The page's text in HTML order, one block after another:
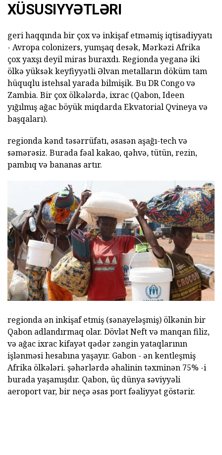
XÜSUSIYYƏTLƏRI
geri haqqında bir çox və inkişaf etməmiş iqtisadiyyatı
- Avropa colonizers, yumşaq desək, Mərkəzi Afrika
çox yaxşı deyil miras buraxdı. Regionda yeganə iki
ölkə yüksək keyfiyyətli Əlvan metalların döküm tam
hüquqlu istehsal yarada bilmişik. Bu DR Congo və
Zambia. Bir çox ölkələrdə, ixrac (Qabon, Ideen
yığılmış ağac böyük miqdarda Ekvatorial Qvineya və
başqaları).
regionda kənd təsərrüfatı, əsasən aşağı-tech və
səmərəsiz. Burada fəal kakao, qəhvə, tütün, rezin,
pambıq və bananas artır.
regionda ən inkişaf etmiş (sənayeləşmiş) ölkənin bir
Qabon adlandırmaq olar. Dövlət Neft və manqan filiz,
və ağac ixrac kifayət qədər zəngin yataqlarının
işlənməsi hesabına yaşayır. Gabon - ən kentleşmiş
Afrika ölkələri. şəhərlərdə əhalinin təxminən 75% -i
burada yaşamışdır. Qabon, üç dünya səviyyəli
aeroport var, bir neçə əsas port fəaliyyət göstərir.